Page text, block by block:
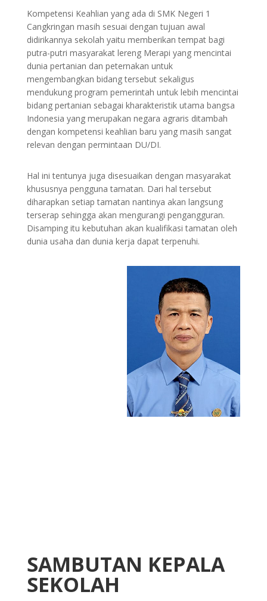
Kompetensi Keahlian yang ada di SMK Negeri 1
Cangkringan masih sesuai dengan tujuan awal
didirikannya sekolah yaitu memberikan tempat bagi
putra-putri masyarakat lereng Merapi yang mencintai
dunia pertanian dan peternakan untuk
mengembangkan bidang tersebut sekaligus
mendukung program pemerintah untuk lebih mencintai
bidang pertanian sebagai kharakteristik utama bangsa
Indonesia yang merupakan negara agraris ditambah
dengan kompetensi keahlian baru yang masih sangat
relevan dengan permintaan DU/DI.
Hal ini tentunya juga disesuaikan dengan masyarakat
khususnya pengguna tamatan. Dari hal tersebut
diharapkan setiap tamatan nantinya akan langsung
terserap sehingga akan mengurangi pengangguran.
Disamping itu kebutuhan akan kualifikasi tamatan oleh
dunia usaha dan dunia kerja dapat terpenuhi.
SAMBUTAN KEPALA
SEKOLAH